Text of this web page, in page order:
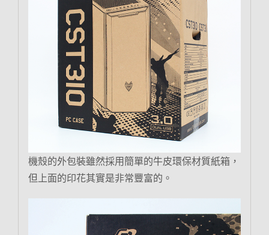
機殼的外包裝雖然採用簡單的牛皮環保材質紙箱，
但上面的印花其實是非常豐富的。